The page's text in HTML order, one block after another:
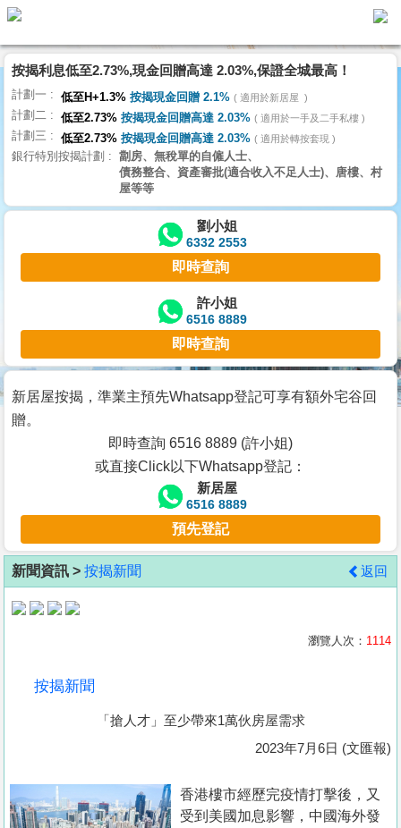
理
主
頁
搵
樓/
交
業
主
宅
谷
按
客
地
產
置
按揭利息低至2.73%,現金回贈高達 2.03%,保證全城最高！
計劃一 低至H+1.3% 按揭現金回贈 2.1% 適用於新居屋
計劃二 低至2.73% 按揭現金回贈高達 2.03% 適用於一手及二手私樓
計劃三 低至2.73% 按揭現金回贈高達 2.03% 適用於轉按套現
銀行特別按揭計劃
劏房、無稅單的自僱人士、
債務整合、資產審批(適合收入不足人士)、唐樓、村
屋等等
劉小姐
6332 2553
即時查詢
許小姐
6516 8889
即時查詢
新居屋按揭，準業主預先Whatsapp登記可享有額外宅谷回
贈。
即時查詢 6516 8889 (許小姐)
或直接Click以下Whatsapp登記：
新居屋
6516 8889
預先登記
新聞資訊 > 按揭新聞 返回
瀏覽人次： 1114
按揭新聞
「搶人才」至少帶來1萬伙房屋需求
2023年7月6日 (文匯報)
香港樓市經歷完疫情打擊後，又
受到美國加息影響，中國海外發